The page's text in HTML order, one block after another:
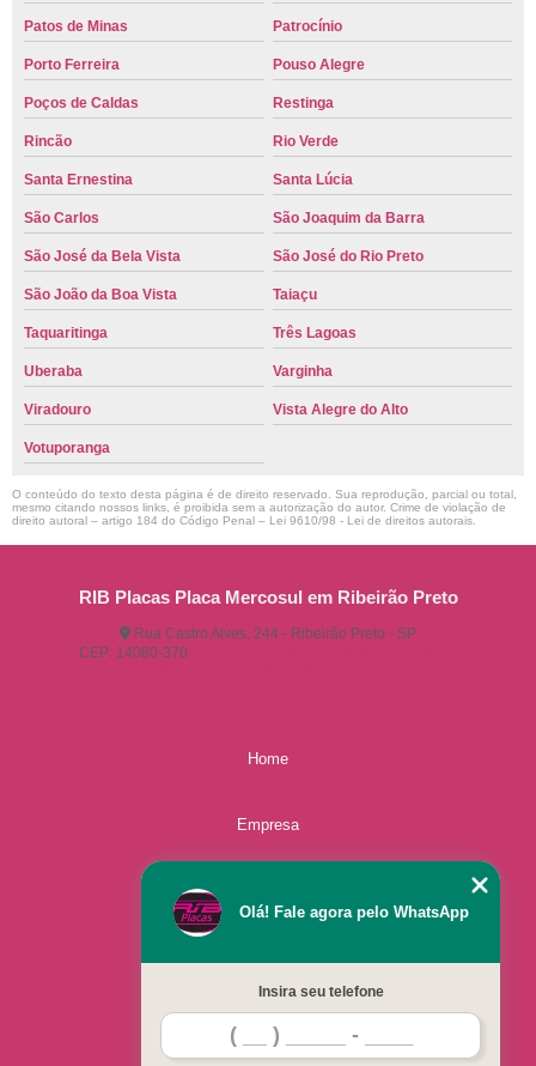
Patos de Minas Patrocínio
Porto Ferreira Pouso Alegre
Poços de Caldas Restinga
Rincão Rio Verde
Santa Ernestina Santa Lúcia
São Carlos São Joaquim da Barra
São José da Bela Vista São José do Rio Preto
São João da Boa Vista Taiaçu
Taquaritinga Três Lagoas
Uberaba Varginha
Viradouro Vista Alegre do Alto
Votuporanga
O conteúdo do texto desta página é de direito reservado. Sua reprodução, parcial ou total,
mesmo citando nossos links, é proibida sem a autorização do autor. Crime de violação de
direito autoral – artigo 184 do Código Penal – Lei 9610/98 - Lei de direitos autorais
RIB Placas Placa Mercosul em Ribeirão Preto
Rua Castro Alves, 244 - Ribeirão Preto - SP
CEP: 14080-370
Home
Empresa
Contato
Olá! Fale agora pelo WhatsApp
Insira seu telefone